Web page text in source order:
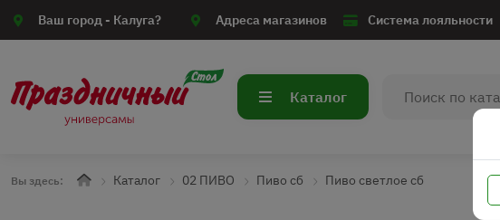
Ваш город - Калуга? Адреса магазинов Система лояльности
Каталог
Вы здесь: Каталог 02 ПИВО Пиво сб Пиво светлое сб